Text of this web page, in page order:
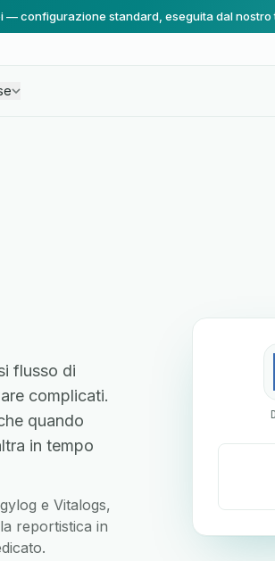
— configurazione standard, eseguita dal nostro
flusso di
complicati.
quando
in tempo
e Vitalogs,
reportistica in